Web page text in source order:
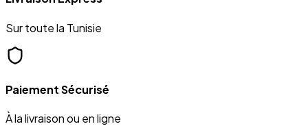
Sur toute la Tunisie
Paiement Sécurisé
À la livraison ou en ligne